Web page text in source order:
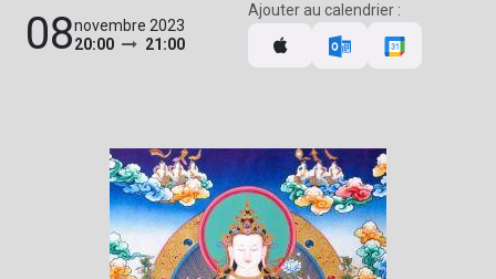
08novembre 2023
20:00
21:00
Ajouter au calendrier :